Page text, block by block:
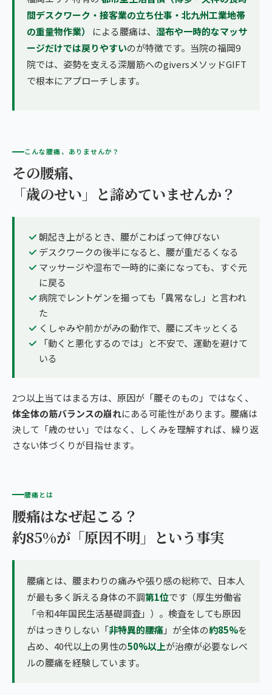
間デスクワーク・接客業の立ち仕事・北九州工業地帯
の重量物作業）
による腰痛は、 湿布や一時的なマッサ
ージだけでは戻りやすいのが特徴です。当院の福岡9
院では、姿勢を支える深層筋へのgiversメソッドGIFT
で根本にアプローチします。
こんな腰痛、ありませんか？
その腰痛、
「歳のせい」と諦めていませんか？
朝起き上がるとき、腰がこわばって伸びない
デスクワークの後半になると、腰が重だるくなる
マッサージや湿布で一時的に楽になっても、すぐ元
に戻る
病院でレントゲンを撮っても「異常なし」と言われ
た
くしゃみや前かがみの動作で、腰にズキッとくる
「動くと悪化するのでは」と不安で、運動を避けて
いる
2つ以上当てはまる方は、原因が「腰そのもの」ではなく、
体全体の筋バランスの崩れにある可能性があります。腰痛は
決して「歳のせい」ではなく、しくみを理解すれば、繰り返
さない体づくりが目指せます。
腰痛とは
腰痛はなぜ起こる？
約85%が「原因不明」という事実
腰痛とは、腰まわりの痛みや張り感の総称で、日本人
が最も多く訴える身体の不調第1位です（厚生労働省
「令和4年国民生活基礎調査」）。検査をしても原因
がはっきりしない「非特異的腰痛」が全体の約85%を
占め、40代以上の男性の50%以上が治療が必要なレベ
ルの腰痛を経験しています。